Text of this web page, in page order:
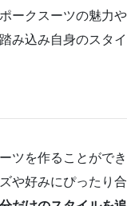
ークスーツの魅力
み込み自身のスタイ
ツを作ることがで
や好みにぴったり合